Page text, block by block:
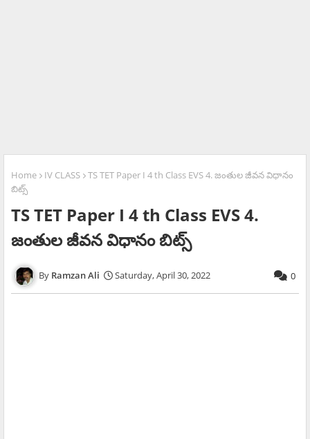
Home IV CLASS
TS TET Paper I 4 th Class EVS 4. జంతుల జీవన విధానం
బిట్స్
TS TET Paper I 4 th Class EVS 4.
జంతుల జీవన విధానం బిట్స్
Ramzan Ali Saturday, April 30, 2022 0